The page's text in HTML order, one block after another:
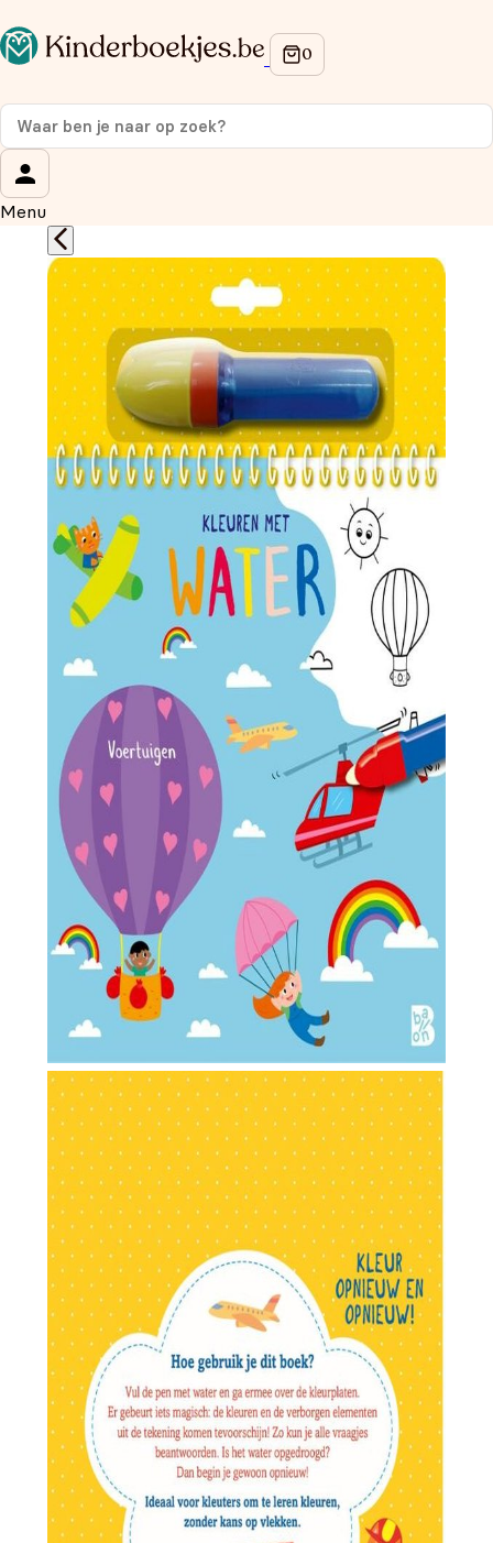
Menu
Op de hoogte blijven van onze acties?
Meld je aan voor onze nieuwsbrief en ontvang
korting
Wat is je voornaam?
Wat is je e-mailadres?*
Aanmelden
We gebruiken je gegevens om contact op te nemen, in
overeenstemming met ons
privacybeleid.